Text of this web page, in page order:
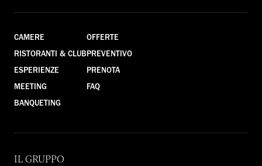
CAMERE
RISTORANTI & CLUB
ESPERIENZE
MEETING
BANQUETING
OFFERTE
PREVENTIVO
PRENOTA
FAQ
IL GRUPPO